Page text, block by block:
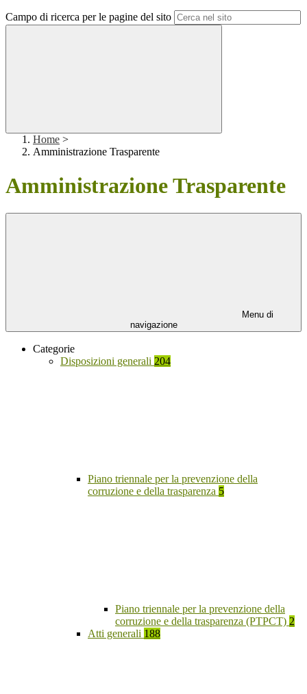
Campo di ricerca per le pagine del sito
Home >
Amministrazione Trasparente
Amministrazione Trasparente
Menu di
navigazione
Categorie
Disposizioni generali 204
Piano triennale per la prevenzione della
corruzione e della trasparenza 5
Piano triennale per la prevenzione della
corruzione e della trasparenza (PTPCT) 2
Atti generali 188